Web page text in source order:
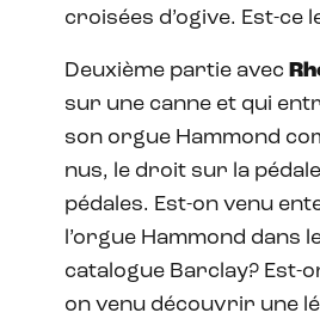
croisées d’ogive. Est-ce
Deuxième partie avec
sur une canne et qui
son orgue Hammond
nus, le droit sur la
pédales. Est-on venu
l’orgue Hammond
catalogue Barclay? Est-
on venu découvrir une